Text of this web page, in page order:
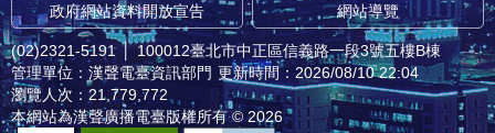
政府網站資料開放宣告 網站導覽
(02)2321-5191 │ 100012臺北市中正區信義路一段3號五樓B棟
管理單位：漢聲電臺資訊部門 更新時間：2026/08/10 22:04
瀏覽人次：21,779,772
本網站為漢聲廣播電臺版權所有 © 2026